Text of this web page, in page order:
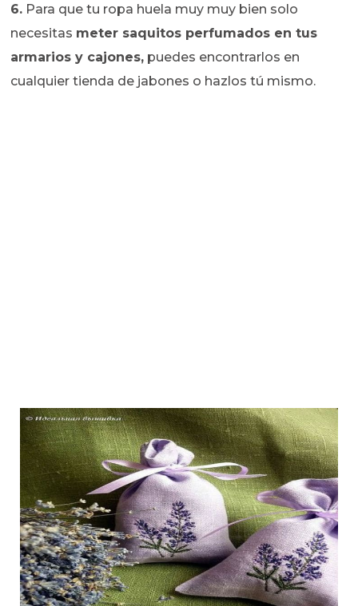
6. Para que tu ropa huela muy muy bien solo
necesitas meter saquitos perfumados en tus
armarios y cajones, puedes encontrarlos en
cualquier tienda de jabones o hazlos tú mismo.